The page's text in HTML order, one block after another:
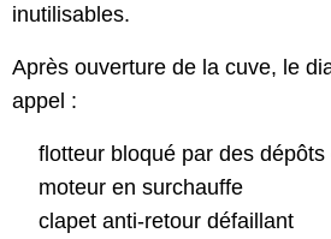
inutilisables.
Après ouverture de la cuve, le
appel :
flotteur bloqué par des
moteur en surchauffe
clapet anti-retour défaillant